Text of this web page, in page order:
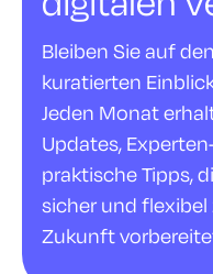
Bleiben Sie auf
kuratierten
Jeden Monat
Updates,
praktische Tipps,
sicher und
Zukunft